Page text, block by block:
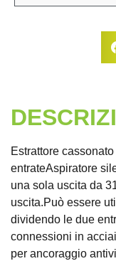
Estrattore
entrateAspiratore
una sola uscita da
uscita.Può essere
dividendo le due
connessioni in
per ancoraggio